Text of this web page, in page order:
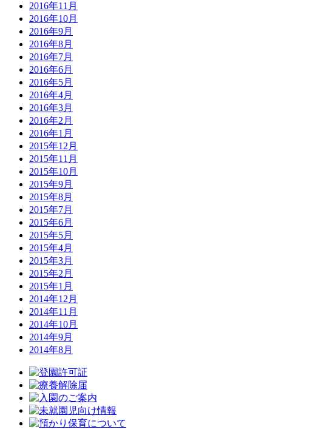
2016年11月
2016年10月
2016年9月
2016年8月
2016年7月
2016年6月
2016年5月
2016年4月
2016年3月
2016年2月
2016年1月
2015年12月
2015年11月
2015年10月
2015年9月
2015年8月
2015年7月
2015年6月
2015年5月
2015年4月
2015年3月
2015年2月
2015年1月
2014年12月
2014年11月
2014年10月
2014年9月
2014年8月